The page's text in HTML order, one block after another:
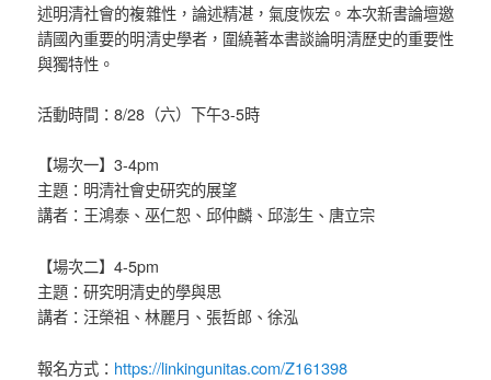
述明清社會的複雜性，論述精湛，氣度恢宏。本次新書論壇邀
請國內重要的明清史學者，圍繞著本書談論明清歷史的重要性
與獨特性。
活動時間：8/28（六）下午3-5時
【場次一】3-4pm
主題：明清社會史研究的展望
講者：王鴻泰、巫仁恕、邱仲麟、邱澎生、唐立宗
【場次二】4-5pm
主題：研究明清史的學與思
講者：汪榮祖、林麗月、張哲郎、徐泓
報名方式： https://linkingunitas.com/Z161398